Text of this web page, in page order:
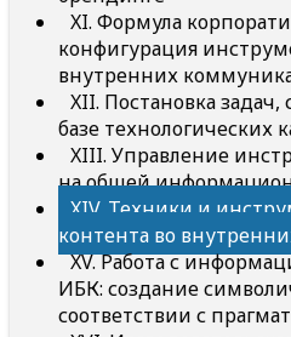
XI. Формула
конфигурация
внутренних
XII. Постановка
базе технологических
XIII. Управление
на общей
XIV. Техники и
контента во
XV. Работа с
ИБК: создание
соответствии с